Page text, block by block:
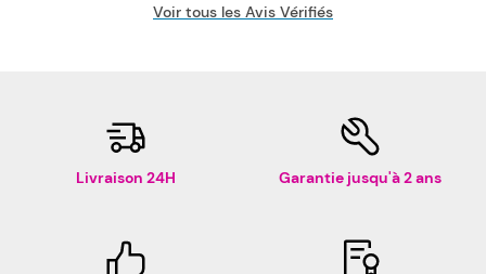
Voir tous les Avis Vérifiés
Livraison 24H Garantie jusqu'à 2 ans